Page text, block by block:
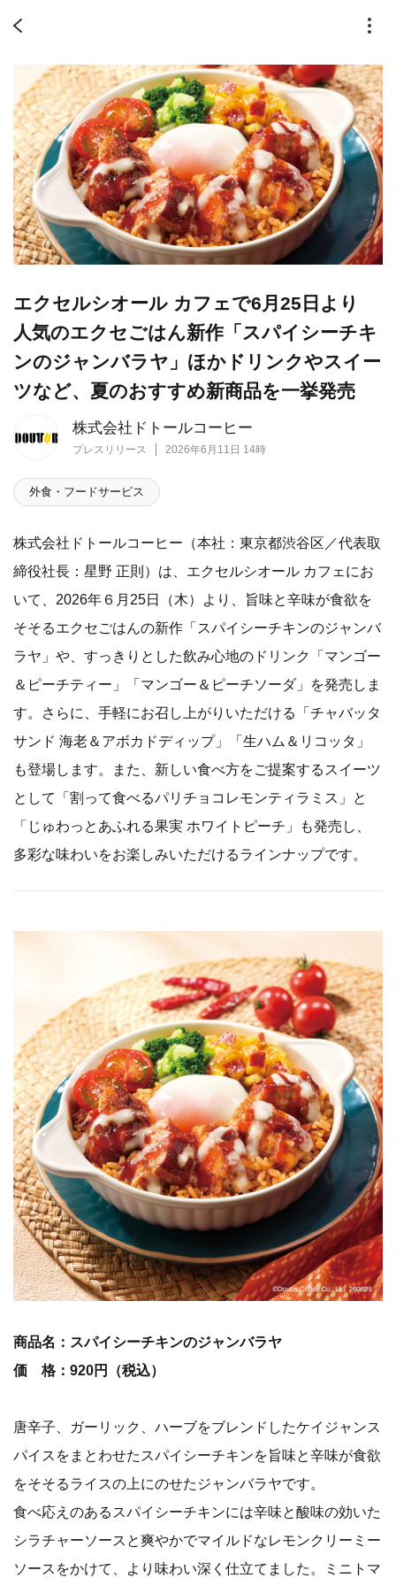
株式会社ドトールコーヒー
プレスリリース 2026年6月11日 14時
エクセルシオール カフェで6月25日より
人気のエクセごはん新作「スパイシーチキ
ンのジャンバラヤ」ほかドリンクやスイー
ツなど、夏のおすすめ新商品を一挙発売
外食・フードサービス
株式会社ドトールコーヒー（本社：東京都渋谷区／代表取
締役社長：星野 正則）は、エクセルシオール カフェにお
いて、2026年６月25日（木）より、旨味と辛味が食欲を
そそるエクセごはんの新作「スパイシーチキンのジャンバ
ラヤ」や、すっきりとした飲み心地のドリンク「マンゴー
＆ピーチティー」「マンゴー＆ピーチソーダ」を発売しま
す。さらに、手軽にお召し上がりいただける「チャバッタ
サンド 海老＆アボカドディップ」「生ハム＆リコッタ」
も登場します。また、新しい食べ方をご提案するスイーツ
として「割って食べるパリチョコレモンティラミス」と
「じゅわっとあふれる果実 ホワイトピーチ」も発売し、
多彩な味わいをお楽しみいただけるラインナップです。
商品名：スパイシーチキンのジャンバラヤ
価 格：920円（税込）
唐辛子、ガーリック、ハーブをブレンドしたケイジャンス
パイスをまとわせたスパイシーチキンを旨味と辛味が食欲
をそそるライスの上にのせたジャンバラヤです。
食べ応えのあるスパイシーチキンには辛味と酸味の効いた
シラチャーソースと爽やかでマイルドなレモンクリーミー
ソースをかけて、より味わい深く仕立てました。ミニトマ